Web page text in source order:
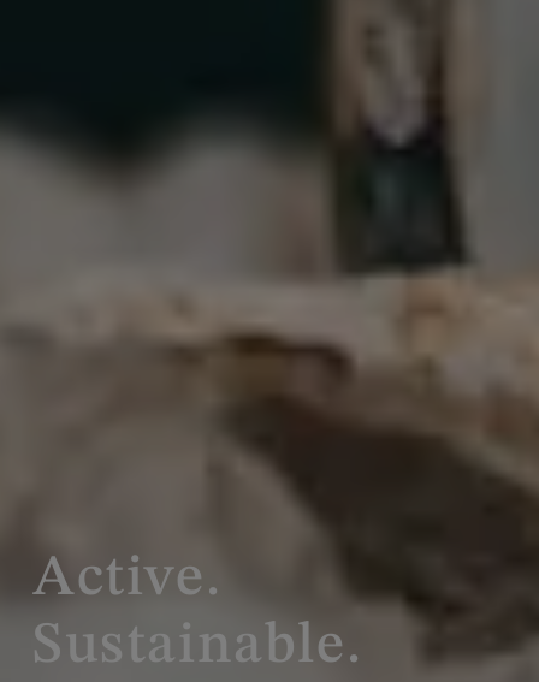
Active.
Sustainable.